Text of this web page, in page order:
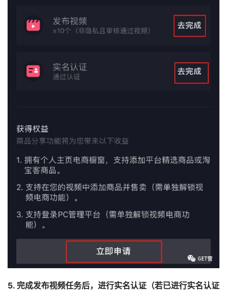
5. 完成发布视频任务后，进行实名认证（若已进行实名认证